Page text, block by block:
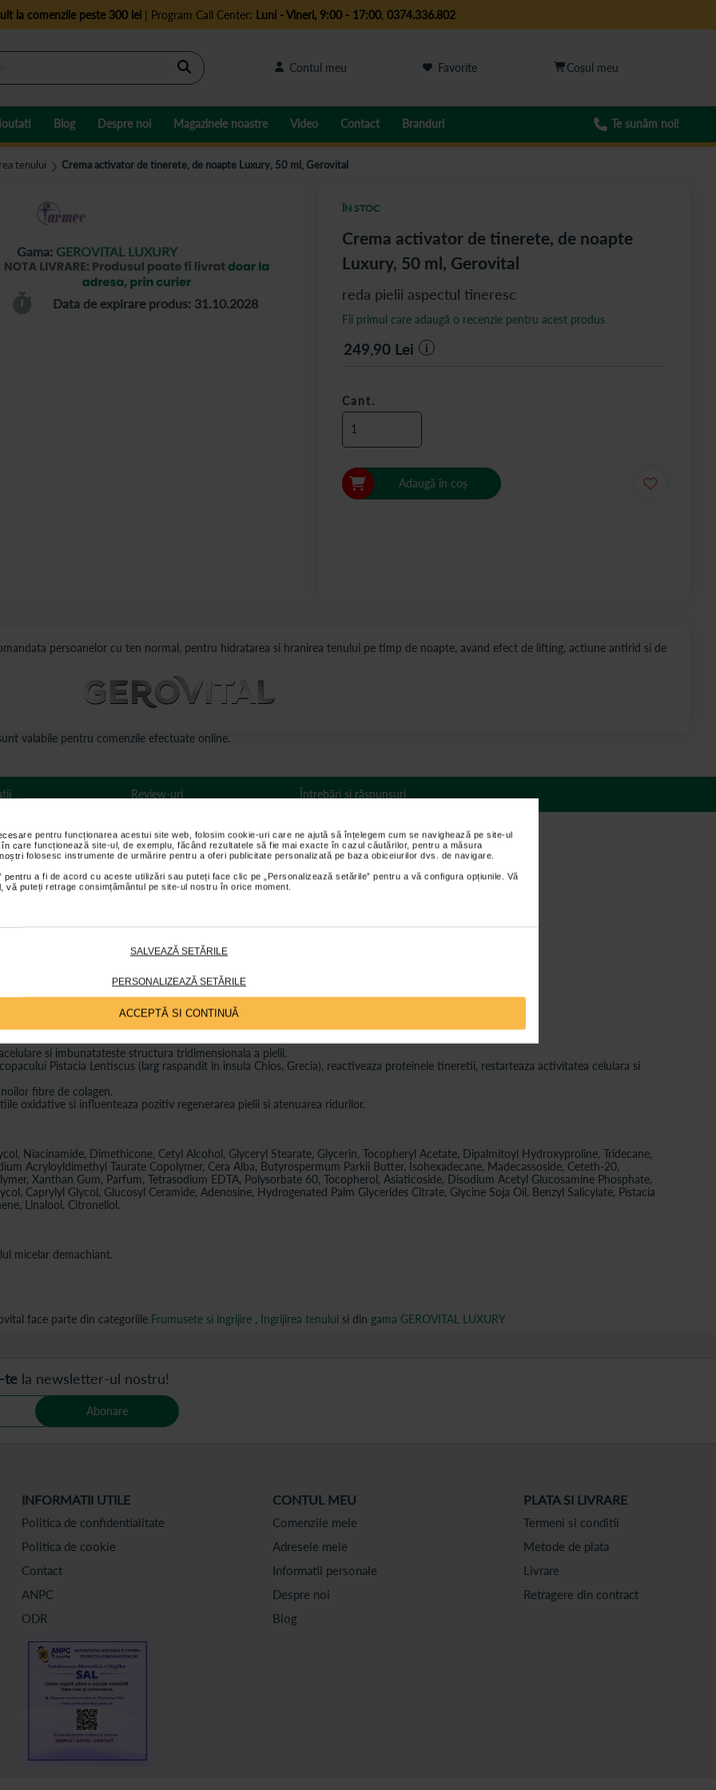
pentru funcționarea acestui site web, folosim cookie-uri care ne ajută să înțelegem cum se navighează pe site-ul
care funcționează site-ul, de exemplu, făcând rezultatele să fie mai exacte în cazul căutărilor, pentru a măsura
folosesc instrumente de urmărire pentru a oferi publicitate personalizată pe baza obiceiurilor dvs. de navigare.
pentru a fi de acord cu aceste utilizări sau puteți face clic pe „Personalizează setările” pentru a vă configura opțiunile. Vă
vă puteți retrage consimțământul pe site-ul nostru în orice moment.
SALVEAZĂ SETĂRILE
PERSONALIZEAZĂ SETĂRILE
ACCEPTĂ SI CONTINUĂ
la comenzile peste 300 lei| Program Call Center: Luni - Vineri, 9:00 - 17:00, 0374.336.802
Cautare Contul meu Favorite
Blog Despre noi Magazinele noastre Video Contact Branduri Te sunăm noi!
tenului ❯ Crema activator de tinerete, de noapte Luxury, 50 ml, Gerovital
Gama: GEROVITAL LUXURY
Data de expirare produs: 31.10.2028
persoanelor cu ten normal, pentru hidratarea si hranirea tenului pe timp de noapte, avand efect de lifting, actiune antirid si de
Crema activator de tinerete, de noapte
Luxury, 50 ml, Gerovital
reda pielii aspectul tineresc
ÎN STOC
Fii primul care adaugă o recenzie pentru acest produs
249,90Lei i
Cant.
Adaugă în coș
valabile pentru comenzile efectuate online.
Gerovital:
si imbunatateste structura tridimensionala a pielii.
Pistacia Lentiscus (larg raspandit in insula Chios, Grecia), reactiveaza proteinele tineretii, restarteaza activitatea celulara si
fibre de colagen.
oxidative si influenteaza pozitiv regenerarea pielii si atenuarea ridurilor.
Niacinamide, Dimethicone, Cetyl Alcohol, Glyceryl Stearate, Glycerin, Tocopheryl Acetate, Dipalmitoyl Hydroxyproline, Tridecane,
Acryloyldimethyl Taurate Copolymer, Cera Alba, Butyrospermum Parkii Butter, Isohexadecane, Madecassoside, Ceteth-20,
Xanthan Gum, Parfum, Tetrasodium EDTA, Polysorbate 60, Tocopherol, Asiaticoside, Disodium Acetyl Glucosamine Phosphate,
Caprylyl Glycol, Glucosyl Ceramide, Adenosine, Hydrogenated Palm Glycerides Citrate, Glycine Soja Oil, Benzyl Salicylate, Pistacia
Linalool, Citronellol.
micelar demachiant.
Review-uri Întrebări și răspunsuri
face parte din categoriile Frumusete si ingrijire , Ingrijirea tenului si din gama GEROVITAL LUXURY
te la newsletter-ul nostru!
Abonare
INFORMATII UTILE
Politica de confidentialitate
Politica de cookie
Contact
ANPC
ODR
CONTUL MEU
Comenzile mele
Adresele mele
Informatii personale
Despre noi
Blog
PLATA SI LIVRARE
Termeni si conditii
Metode de plata
Livrare
Retragere din contract